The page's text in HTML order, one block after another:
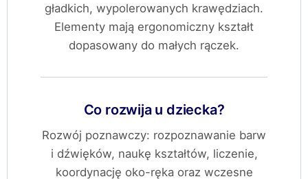
gładkich, wypolerowanych krawędziach.
Elementy mają ergonomiczny kształt
dopasowany do małych rączek.
Co rozwija u dziecka?
Rozwój poznawczy: rozpoznawanie barw
i dźwięków, naukę kształtów, liczenie,
koordynację oko-ręka oraz wczesne